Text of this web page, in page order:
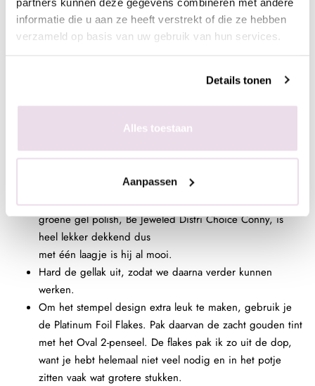
informatie die u aan ze heeft verstrekt of die ze hebben
verzameld op basis van uw gebruik van hun services.
Details tonen
Alles toestaan
Aanpassen
dekkend dus dat is heel fijn.
Let er alleen wel op dat je hem dun aanbrengt. Breng
hem nu in één laagje aan.
Breng het tweede laagje ook dun aan, dan heb je de
Hard de tweede laag gel polish ook weer 60 seconden
uit in de LED-lamp.
groene gellak aan. Doe dit heel
abstract en nonchalant en werk niet te precies. Deze
groene gel polish, Be Jeweled Distri Choice Conny, is
heel lekker dekkend dus
met één laagje is hij al mooi.
Hard de gellak uit, zodat we daarna verder kunnen
werken.
Om het stempel design extra leuk te maken, gebruik je
de Platinum Foil Flakes. Pak daarvan de zacht gouden tint
met het Oval 2-penseel. De flakes pak ik zo uit de dop,
want je hebt helemaal niet veel nodig en in het potje
zitten vaak wat grotere stukken.